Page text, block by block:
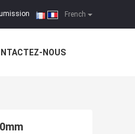
French
|
NOUS